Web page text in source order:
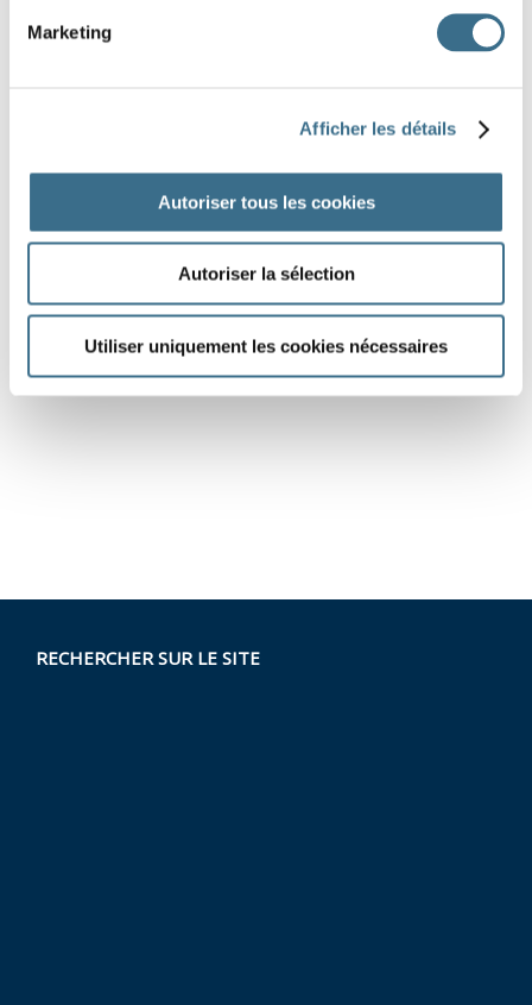
Marketing
Afficher les détails
Autoriser tous les cookies
Autoriser la sélection
Utiliser uniquement les cookies nécessaires
RECHERCHER SUR LE SITE